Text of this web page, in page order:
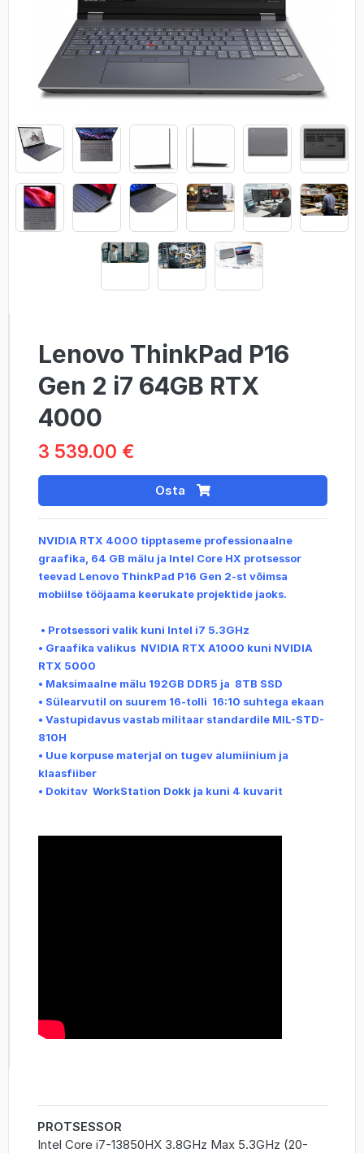
Lenovo ThinkPad P16
Gen 2 i7 64GB RTX
4000
3 539.00 €
Osta
NVIDIA RTX 4000 tipptaseme professionaalne
graafika, 64 GB mälu ja Intel Core HX protsessor
teevad Lenovo ThinkPad P16 Gen 2-st võimsa
mobiilse tööjaama keerukate projektide jaoks.
• Protsessori valik kuni Intel i7 5.3GHz
• Graafika valikus NVIDIA RTX A1000 kuni NVIDIA
RTX 5000
• Maksimaalne mälu 192GB DDR5 ja 8TB SSD
• Sülearvutil on suurem 16-tolli 16:10 suhtega ekaan
• Vastupidavus vastab militaar standardile MIL-STD-
810H
• Uue korpuse materjal on tugev alumiinium ja
klaasfiiber
• Dokitav WorkStation Dokkja kuni 4 kuvarit
PROTSESSOR
Intel Core i7-13850HX 3.8GHz Max 5.3GHz (20-